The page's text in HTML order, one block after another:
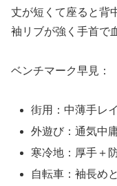
丈が短くて座ると背
袖リブが強く手首で
ベンチマーク早見：
街用：中薄手レ
外遊び：通気中
寒冷地：厚手＋
自転車：袖長め